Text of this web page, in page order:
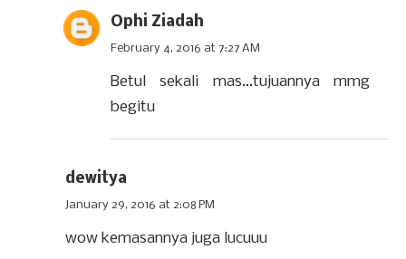
Ophi Ziadah
February 4, 2016 at 7:27 AM
Betul sekali mas...tujuannya mmg
begitu
dewitya
January 29, 2016 at 2:08 PM
wow kemasannya juga lucuuu